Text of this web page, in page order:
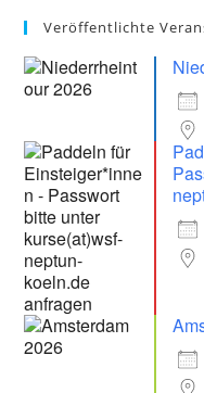
Veröffentlichte